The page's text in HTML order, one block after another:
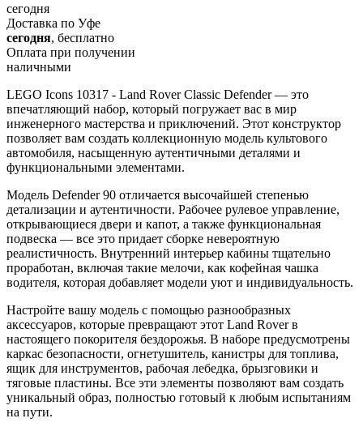
сегодня
Доставка по Уфе
сегодня, бесплатно
Оплата при получении
наличными
LEGO Icons 10317 - Land Rover Classic Defender — это
впечатляющий набор, который погружает вас в мир
инженерного мастерства и приключений. Этот конструктор
позволяет вам создать коллекционную модель культового
автомобиля, насыщенную аутентичными деталями и
функциональными элементами.
Модель Defender 90 отличается высочайшей степенью
детализации и аутентичности. Рабочее рулевое управление,
открывающиеся двери и капот, а также функциональная
подвеска — все это придает сборке невероятную
реалистичность. Внутренний интерьер кабины тщательно
проработан, включая такие мелочи, как кофейная чашка
водителя, которая добавляет модели уют и индивидуальность.
Настройте вашу модель с помощью разнообразных
аксессуаров, которые превращают этот Land Rover в
настоящего покорителя бездорожья. В наборе предусмотрены
каркас безопасности, огнетушитель, канистры для топлива,
ящик для инструментов, рабочая лебедка, брызговики и
тяговые пластины. Все эти элементы позволяют вам создать
уникальный образ, полностью готовый к любым испытаниям
на пути.